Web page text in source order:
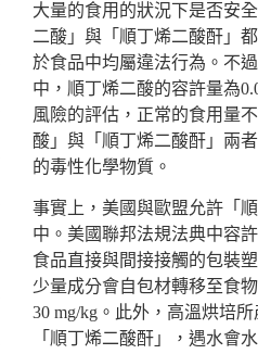
大量的食用的狀況下是否安
二酸」與「順丁烯二酸酐」
於食品中均屬違法行為。不
中，順丁烯二酸的容許量為
風險的評估，正常的食用量
酸」與「順丁烯二酸酐」兩
的毒性化學物質。
事實上，美國與歐盟允許「
中。美國聯邦法規法典中容
食品直接與間接接觸的包裝
少量成分會自包材轉移至食
30 mg/kg。此外，高溫烘培
「順丁烯二酸酐」，遇水會